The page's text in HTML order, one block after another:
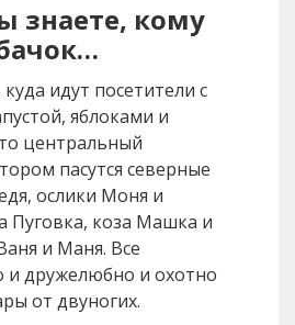
знаете, кому
идут посетители с
яблоками и
центральный
пасутся северные
ослики Моня и
Пуговка, коза Машка и
и Маня. Все
и дружелюбно и охотно
от двуногих.